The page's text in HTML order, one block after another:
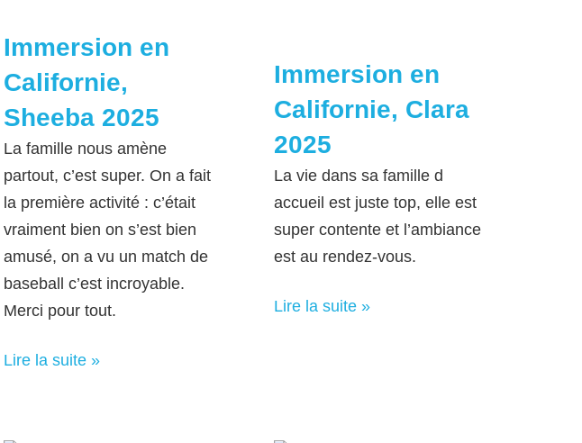
Immersion en
Californie,
Sheeba 2025
La famille nous amène
partout, c’est super. On a fait
la première activité : c’était
vraiment bien on s’est bien
amusé, on a vu un match de
baseball c’est incroyable.
Merci pour tout.
Lire la suite »
Immersion en
Californie, Clara
2025
La vie dans sa famille d
accueil est juste top, elle est
super contente et l’ambiance
est au rendez-vous.
Lire la suite »